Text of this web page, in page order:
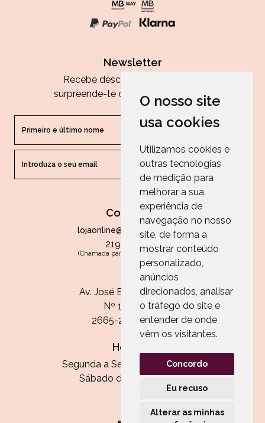
O nosso site
usa cookies
Utilizamos cookies e
outras tecnologias
de medição para
melhorar a sua
experiência de
navegação no nosso
site, de forma a
mostrar conteúdo
personalizado,
anúncios
direcionados, analisar
o tráfego do site e
entender de onde
vêm os visitantes.
Concordo
Eu recuso
Alterar as minhas
Newsletter
Recebe descontos exclusivos e
surpreende-te com as nossas dicas.
ENVIAR
Contactos
lojaonline@paperandarts.pt
219 862 836
(Chamada para a rede fixa nacional)
Loja
Av. José Batista Antunes
Nº 11, Loja 10
2665-236 Malveira
Horário:
Segunda a Sexta das 13h às 20h
Sábado das 9h30 às 13h